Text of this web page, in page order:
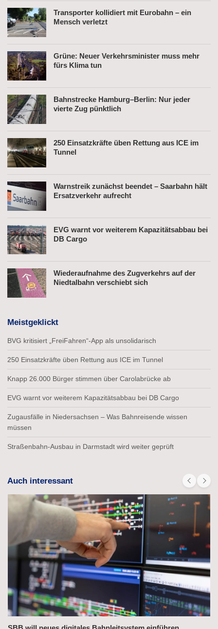
Transporter kollidiert mit Eurobahn – ein
Mensch verletzt
Grüne: Neuer Verkehrsminister muss mehr
fürs Klima tun
Bahnstrecke Hamburg–Berlin: Nur jeder
vierte Zug pünktlich
250 Einsatzkräfte üben Rettung aus ICE im
Tunnel
Warnstreik zunächst beendet – Saarbahn hält
Ersatzverkehr aufrecht
EVG warnt vor weiterem Kapazitätsabbau bei
DB Cargo
Wiederaufnahme des Zugverkehrs auf der
Niedtalbahn verschiebt sich
Meistgeklickt
BVG kritisiert „FreiFahren“-App als unsolidarisch
250 Einsatzkräfte üben Rettung aus ICE im Tunnel
Knapp 26.000 Bürger stimmen über Carolabrücke ab
EVG warnt vor weiterem Kapazitätsabbau bei DB Cargo
Zugausfälle in Niedersachsen – Was Bahnreisende wissen
müssen
Straßenbahn-Ausbau in Darmstadt wird weiter geprüft
Auch interessant